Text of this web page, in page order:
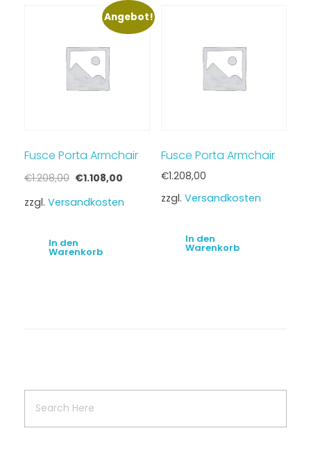
Angebot!
Fusce Porta Armchair
€1.208,00 €1.108,00
zzgl. Versandkosten
In den
Warenkorb
Fusce Porta Armchair
€1.208,00
zzgl. Versandkosten
In den
Warenkorb